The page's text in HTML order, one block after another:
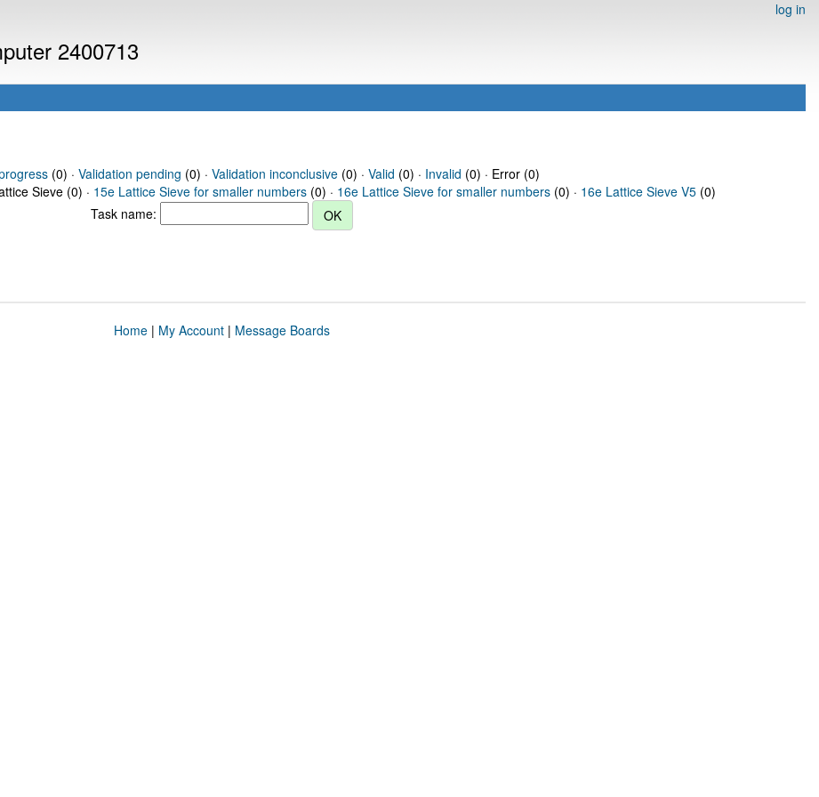
log in
2400713
(0) · Validation pending (0) · Validation inconclusive(0) · Valid (0) · Invalid (0) · Error (0)
Sieve (0) · 15e Lattice Sieve for smaller numbers (0) · 16e Lattice Sieve for smaller numbers (0) · 16e Lattice Sieve V5 (0)
Task name:
Home| My Account| Message Boards